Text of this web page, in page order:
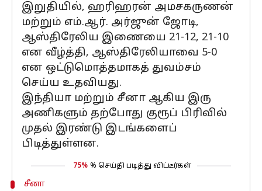
இறுதியில், ஹரிஹரன் அமசகருணன்
மற்றும் எம்.ஆர். அர்ஜுன் ஜோடி,
ஆஸ்திரேலிய இணையை 21-12, 21-10
என வீழ்த்தி, ஆஸ்திரேலியாவை 5-0
என ஒட்டுமொத்தமாகத் துவம்சம்
செய்ய உதவியது.
இந்தியா மற்றும் சீனா ஆகிய இரு
அணிகளும் தற்போது குரூப் பிரிவில்
முதல் இரண்டு இடங்களைப்
பிடித்துள்ளன.
75% % செய்தி படித்து விட்டீர்கள்
சீனா